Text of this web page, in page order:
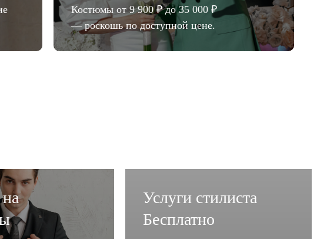
Костюмы от 9 900 ₽ до 35 000 ₽
— роскошь по доступной цене.
Услуги стилиста
Бесплатно